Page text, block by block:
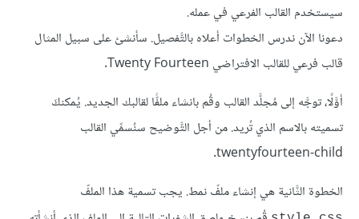
سيستخدم القالب الفرعي في عمله.
دعونا الآن ندرس الخطوات أعلاه بالتَّفصيل. سأنشئ على سبيل المثال
قالب فرعي للقالب الافتراضي Twenty Fourteen.
أوَّلًا، توجَّه إلى مُجلَّد القالب وقُم بانشاء ملفًّا لقالبك الجديد. يُمكنكَ
تسميته بالاسم الذي تُريد. من أجل التَّوضيح سنُسمِّي القالب
twentyfourteen-child.
الخطوة الثَّانية هي إنشاء ملفّ نمط. يجب تسمية هذا الملفّ